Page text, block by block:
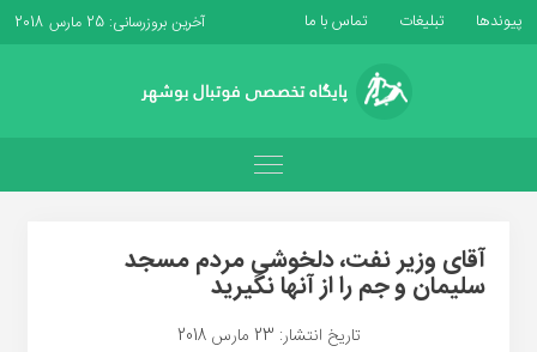
پیوندها تبلیغات تماس با ما آخرین بروزرسانی: 25 مارس 2018
آقای وزیر نفت، دلخوشی مردم مسجد
سلیمان و جم را از آنها نگیرید
تاریخ انتشار: 23 مارس 2018